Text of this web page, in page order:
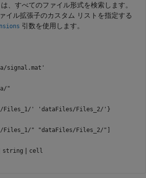
は、すべてのファイル形式を検索します。
イル拡張子のカスタム リストを指定する
引数を使用します。
signal.mat'
"
Files_1/' 'dataFiles/Files_2/'}
Files_1/" "dataFiles/Files_2/"]
string | cell